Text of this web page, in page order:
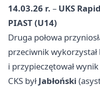
14.03.26 r. – UKS
PIAST (U14)
Druga połowa
przeciwnik wykorzystał
i przypieczętował
CKS byłJabłoński